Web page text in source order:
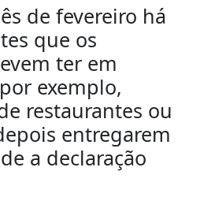
de fevereiro há
que os
ter em
exemplo,
restaurantes ou
entregarem
a declaração